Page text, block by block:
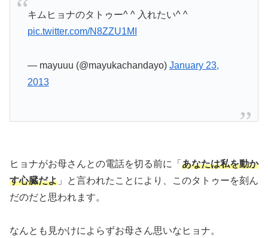
キムヒョナのタトゥー^ ^ 入れたい^ ^
pic.twitter.com/N8ZZU1MI
— mayuuu (@mayukachandayo) January 23,
2013
ヒョナがお母さんとの電話を切る前に「 あなたは私を動か
す心臓だよ 」と言われたことにより、このタトゥーを刻ん
だのだと思われます。
なんとも見かけによらずお母さん思いなヒョナ。